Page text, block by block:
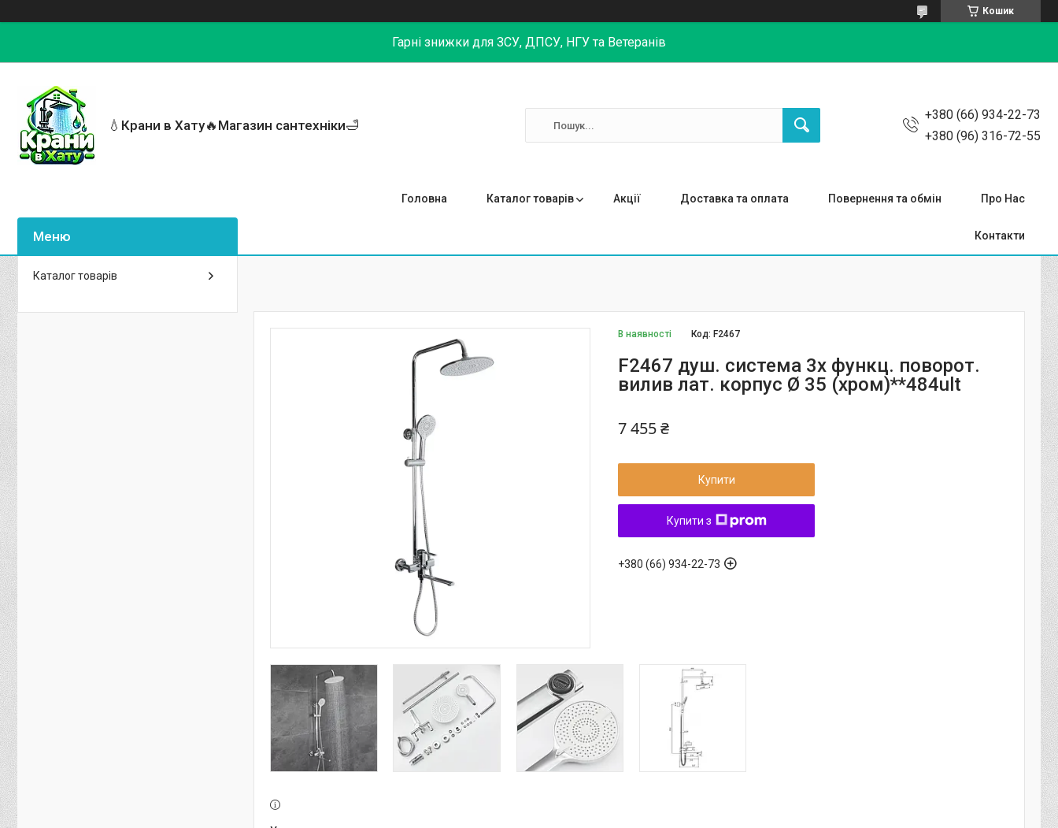
Кошик
Гарні знижки для ЗСУ, ДПСУ, НГУ та Ветеранів
💧Крани в Хату🔥Магазин сантехніки🛁
+380 (66) 934-22-73
+380 (96) 316-72-55
Головна Каталог товарів Акції Доставка та оплата Повернення та обмін Про Нас
Контакти
В наявності Код: F2467
F2467 душ. система 3х функц. поворот.
вилив лат. корпус Ø 35 (хром)**484ult
7 455 ₴
Купити
Купити з
+380 (66) 934-22-73
Каталог товарів